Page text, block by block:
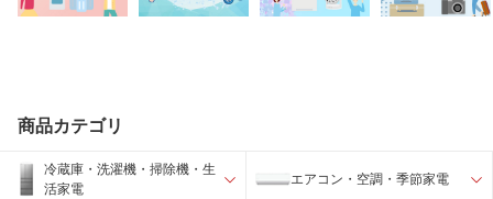
商品カテゴリ
冷蔵庫・洗濯機・掃除機・生
活家電
エアコン・空調・季節家電